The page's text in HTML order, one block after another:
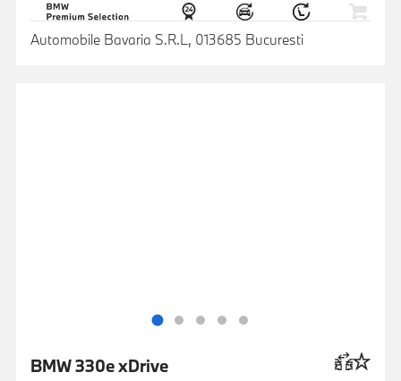
Automobile Bavaria S.R.L, 013685 Bucuresti
BMW 330e xDrive